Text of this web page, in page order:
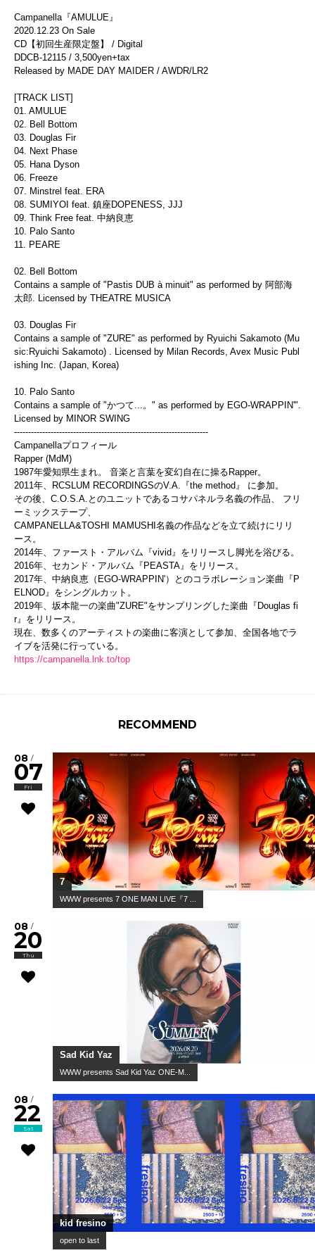
Campanella『AMULUE』
2020.12.23 On Sale
CD【初回生産限定盤】 / Digital
DDCB-12115 / 3,500yen+tax
Released by MADE DAY MAIDER / AWDR/LR2
[TRACK LIST]
01. AMULUE
02. Bell Bottom
03. Douglas Fir
04. Next Phase
05. Hana Dyson
06. Freeze
07. Minstrel feat. ERA
08. SUMIYOI feat. 鎮座DOPENESS, JJJ
09. Think Free feat. 中納良恵
10. Palo Santo
11. PEARE
02. Bell Bottom
Contains a sample of "Pastis DUB à minuit" as performed by 阿部海
太郎. Licensed by THEATRE MUSICA
03. Douglas Fir
Contains a sample of "ZURE" as performed by Ryuichi Sakamoto (Mu
sic:Ryuichi Sakamoto) . Licensed by Milan Records, Avex Music Publ
ishing Inc. (Japan, Korea)
10. Palo Santo
Contains a sample of "かつて...。" as performed by EGO-WRAPPIN'".
Licensed by MINOR SWING
---------------------------------------------------------------------
Campanellaプロフィール
Rapper (MdM)
1987年愛知県生まれ。 音楽と言葉を変幻自在に操るRapper。
2011年、RCSLUM RECORDINGSのV.A.『the method』 に参加。
その後、C.O.S.A. とのユニットであるコサパネルラ名義の作品、 フリ
ーミックステープ、
CAMPANELLA&TOSHI MAMUSHI名義の作品などを立て続けにリリ
ース。
2014年、ファースト・アルバム『vivid』 をリリースし脚光を浴びる。
2016年、セカンド・アルバム『PEASTA』をリリース。
2017年、中納良恵（EGO-WRAPPIN'）
とのコラボレーション楽曲『P
ELNOD』をシングルカット。
2019年、坂本龍一の楽曲"ZURE"をサンプリングした楽曲『Douglas fi
r』をリリース。
現在、数多くのアーティストの楽曲に客演として参加、 全国各地でラ
イブを活発に行っている。
https://campanella.lnk.to/top
RECOMMEND
08 /
07
Fri
7
WWW presents 7 ONE MAN LIVE『7 ...
08 /
20
Thu
Sad Kid Yaz
WWW presents Sad Kid Yaz ONE-M...
08 /
22
Sat
kid fresino
open to last